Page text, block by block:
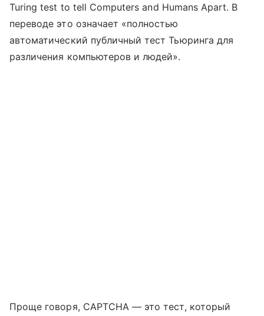
Turing test to tell Computers and Humans Apart. В
переводе это означает «полностью
автоматический публичный тест Тьюринга для
различения компьютеров и людей».
Проще говоря, CAPTCHA — это тест, который